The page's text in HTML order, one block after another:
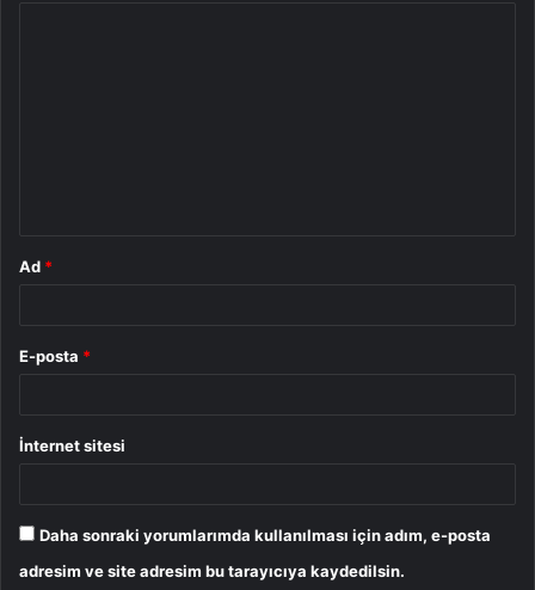
Ad *
E-posta *
İnternet sitesi
Daha sonraki yorumlarımda kullanılması için adım, e-posta
adresim ve site adresim bu tarayıcıya kaydedilsin.